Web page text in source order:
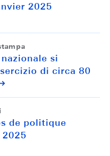
2025
si
di circa 80
de politique